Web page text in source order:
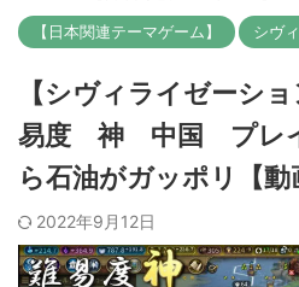
【日本関連テーマゲーム】 シヴ
【シヴィライゼーシ
易度 神 中国 プレ
ら石油がガッポリ【動
2022年9月12日